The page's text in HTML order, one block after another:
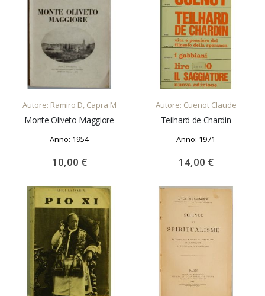
AGGIUNGI AL CARRELLO
Autore: Ramiro D, Capra M
Monte Oliveto Maggiore
Anno: 1954
10,00 €
AGGIUNGI AL CARRELLO
Autore: Cuenot Claude
Teilhard de Chardin
Anno: 1971
14,00 €
AGGIUNGI AL CARRELLO AGGIUNGI AL CARRELLO